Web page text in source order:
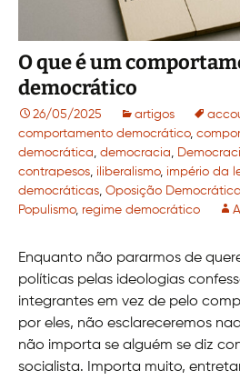
O que é um
democrático
26/05/2025 artigos
comportamento democrático,
democrática democracia
contrapesos iliberalismo, império da
democráticas Oposição Democrática
Populismo, regime democrático
Enquanto não pararmos de
políticas pelas ideologias
integrantes em vez de pelo
por eles, não esclareceremos
não importa se alguém se diz
socialista. Importa muito,